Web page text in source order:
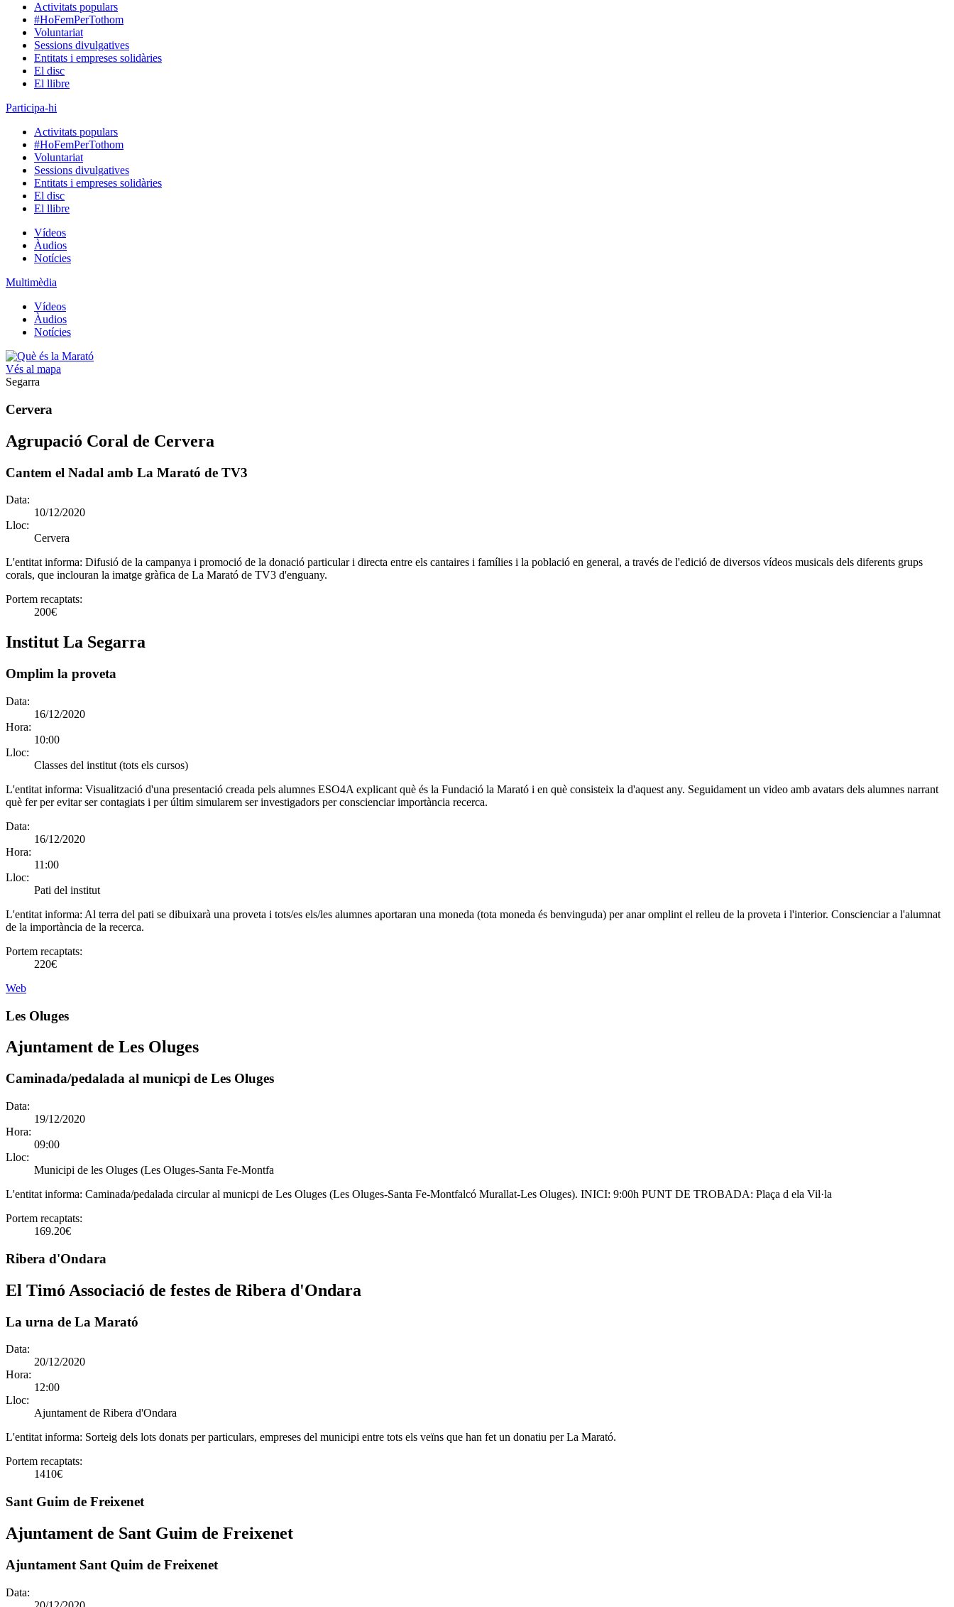
Activitats populars
#HoFemPerTothom
Voluntariat
Sessions divulgatives
Entitats i empreses solidàries
El disc
El llibre
Participa-hi
Activitats populars
#HoFemPerTothom
Voluntariat
Sessions divulgatives
Entitats i empreses solidàries
El disc
El llibre
Vídeos
Àudios
Notícies
Multimèdia
Vídeos
Àudios
Notícies
Vés al mapa
Segarra
Cervera
Agrupació Coral de Cervera
Cantem el Nadal amb La Marató de TV3
Data:
10/12/2020
Lloc:
Cervera
L'entitat informa: Difusió de la campanya i promoció de la donació particular i directa entre els cantaires i famílies i la població en general, a través de l'edició de diversos vídeos musicals dels diferents grups
corals, que inclouran la imatge gràfica de La Marató de TV3 d'enguany.
Portem recaptats:
200€
Institut La Segarra
Omplim la proveta
Data:
16/12/2020
Hora:
10:00
Lloc:
Classes del institut (tots els cursos)
L'entitat informa: Visualització d'una presentació creada pels alumnes ESO4A explicant què és la Fundació la Marató i en què consisteix la d'aquest any. Seguidament un video amb avatars dels alumnes narrant
què fer per evitar ser contagiats i per últim simularem ser investigadors per conscienciar importància recerca.
Data:
16/12/2020
Hora:
11:00
Lloc:
Pati del institut
L'entitat informa: Al terra del pati se dibuixarà una proveta i tots/es els/les alumnes aportaran una moneda (tota moneda és benvinguda) per anar omplint el relleu de la proveta i l'interior. Conscienciar a l'alumnat
de la importància de la recerca.
Portem recaptats:
220€
Web
Les Oluges
Ajuntament de Les Oluges
Caminada/pedalada al municpi de Les Oluges
Data:
19/12/2020
Hora:
09:00
Lloc:
Municipi de les Oluges (Les Oluges-Santa Fe-Montfa
L'entitat informa: Caminada/pedalada circular al municpi de Les Oluges (Les Oluges-Santa Fe-Montfalcó Murallat-Les Oluges). INICI: 9:00h PUNT DE TROBADA: Plaça d ela Vil·la
Portem recaptats:
169.20€
Ribera d'Ondara
El Timó Associació de festes de Ribera d'Ondara
La urna de La Marató
Data:
20/12/2020
Hora:
12:00
Lloc:
Ajuntament de Ribera d'Ondara
L'entitat informa: Sorteig dels lots donats per particulars, empreses del municipi entre tots els veïns que han fet un donatiu per La Marató.
Portem recaptats:
1410€
Sant Guim de Freixenet
Ajuntament de Sant Guim de Freixenet
Ajuntament Sant Quim de Freixenet
Data: